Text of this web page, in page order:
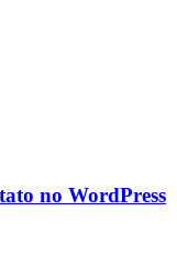
no WordPress